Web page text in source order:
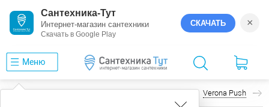
Сантехника-Тут
Интернет-магазин сантехники
Скачать в Google Play
СКАЧАТЬ ×
Меню
Verona Push